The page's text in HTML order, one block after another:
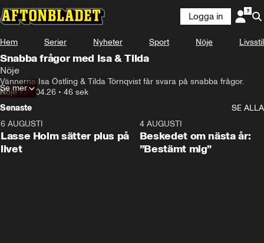
Logga in
Hem Serier Nyheter Sport Nöje Livsstil
Snabba frågor med Isa & Tilda
Nöje
Vännerna Isa Östling & Tilda Törnqvist får svara på snabba frågor.
Nöje•28.04.26 • 46 sek
Se mer
Senaste
SE ALLA
6 AUGUSTI
Lasse Holm sätter plus på
livet
4 AUGUSTI
Beskedet om nästa år:
”Bestämt mig”